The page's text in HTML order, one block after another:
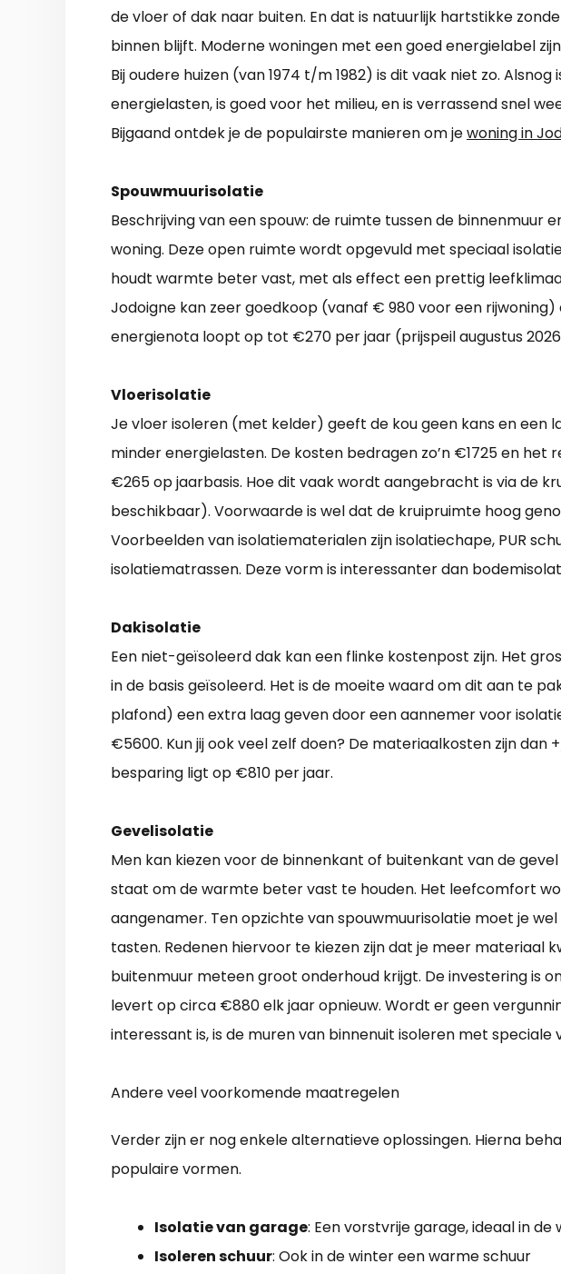
de vloer of dak naar buiten. En dat is natuurlijk hartstikke
binnen blijft. Moderne woningen met een goed energielabel
Bij oudere huizen (van 1974 t/m 1982) is dit vaak niet zo.
energielasten, is goed voor het milieu, en is verrassend snel
Bijgaand ontdek je de populairste manieren om jewoning in
Spouwmuurisolatie
Beschrijving van een spouw: de ruimte tussen de binnenmuur
woning. Deze open ruimte wordt opgevuld met speciaal
houdt warmte beter vast, met als effect een prettig
Jodoigne kan zeer goedkoop (vanaf € 980 voor een
energienota loopt op tot €270 per jaar (prijspeil augustus
Vloerisolatie
Je vloer isoleren (met kelder) geeft de kou geen kans en een
minder energielasten. De kosten bedragen zo’n €1725 en het
€265 op jaarbasis. Hoe dit vaak wordt aangebracht is via de
beschikbaar). Voorwaarde is wel dat de kruipruimte hoog
Voorbeelden van isolatiematerialen zijn isolatiechape, PUR
isolatiematrassen. Deze vorm is interessanter dan
Dakisolatie
Een niet-geïsoleerd dak kan een flinke kostenpost zijn. Het
in de basis geïsoleerd. Het is de moeite waard om dit aan te
plafond) een extra laag geven door een aannemer voor
€5600. Kun jij ook veel zelf doen? De materiaalkosten zijn
besparing ligt op €810 per jaar.
Gevelisolatie
Men kan kiezen voor de binnenkant of buitenkant van de gevel
staat om de warmte beter vast te houden. Het leefcomfort
aangenamer. Ten opzichte van spouwmuurisolatie moet je
tasten. Redenen hiervoor te kiezen zijn dat je meer materiaal
buitenmuur meteen groot onderhoud krijgt. De investering is
levert op circa €880 elk jaar opnieuw. Wordt er geen
interessant is, is de muren van binnenuit isoleren met speciale
Andere veel voorkomende maatregelen
Verder zijn er nog enkele alternatieve oplossingen. Hierna
populaire vormen.
Isolatie van garage: Een vorstvrije garage, ideaal in de
Isoleren schuur: Ook in de winter een warme schuur